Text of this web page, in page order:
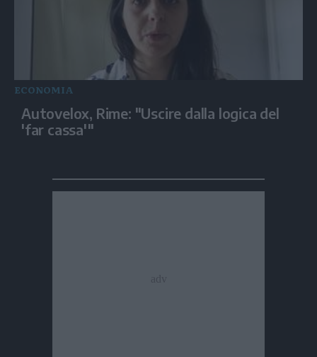
ECONOMIA
Autovelox, Rime: "Uscire dalla logica del
'far cassa'"